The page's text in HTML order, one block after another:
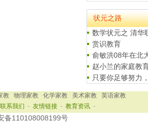
4至5岁儿童美术
状元之路
数学状元之 清华
赏识教育
俞敏洪08年在北
赵小兰的家庭教
只要你足够努力
四年级黄冈小状
教 物理家教 化学家教 美术家教
英语家教
联系我们 - 友情链接 - 教育资讯 -
备110108008199号